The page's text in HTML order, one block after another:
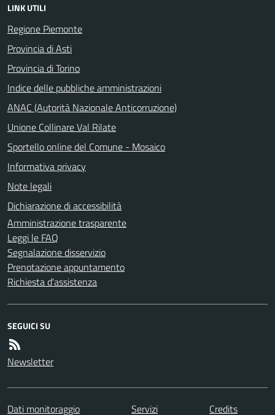
LINK UTILI
Regione Piemonte
Provincia di Asti
Provincia di Torino
Indice delle pubbliche amministrazioni
ANAC (Autorità Nazionale Anticorruzione)
Unione Collinare Val Rilate
Sportello online del Comune - Mosaico
Informativa privacy
Note legali
Dichiarazione di accessibilità
Amministrazione trasparente
Leggi le FAQ
Segnalazione disservizio
Prenotazione appuntamento
Richiesta d'assistenza
SEGUICI SU
Newsletter
Dati monitoraggio Servizi Credits